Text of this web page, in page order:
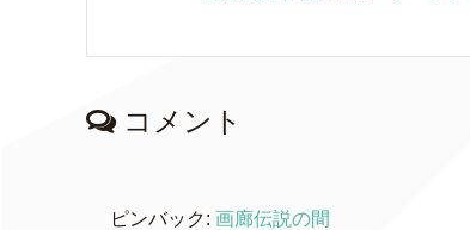
コメント
ピンバック: 画廊伝説の間